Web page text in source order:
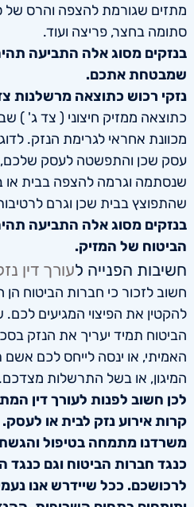
מתזים שגורמת להצפה והרס של
סתומה בחצר, פריצה ועוד.
בנזקים מסוג אלה התביעה
שמבטחת אתכם.
נזקי רכוש כתוצאה מרשלנות
כתוצאה ממזיק חיצוני ( צד ג' )
מכוונת אחראי לגרימת הנזק.
עסק שכן והתפשטה לעסק שלכם,
שנסתמה וגרמה להצפה בבית או
שהתפוצץ בבית שכן וגרם
בנזקים מסוג אלה התביעה
הביטוח של המזיק.
חשיבות הפנייה לעורך דין
חשוב לזכור כי חברות הביטוח
להקטין את הפיצוי המגיעים
הביטוח תמיד יעריך את הנזק
האמיתי, או ינסה לייחס לכם
המיגון, או בשל התרשלות מצדכם.
לכן חשוב לפנות לעורך דין
קרות אירוע נזק לבית או לעסק.
משרדנו מתמחה בטיפול והגשת
כנגד חברות הביטוח וגם כנגד
לרכושכם. ככל שיידרש אנו